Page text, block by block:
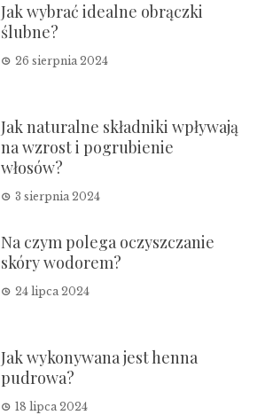
Jak wybrać idealne obrączki
ślubne?
26 sierpnia 2024
Jak naturalne składniki wpływają
na wzrost i pogrubienie
włosów?
3 sierpnia 2024
Na czym polega oczyszczanie
skóry wodorem?
24 lipca 2024
Jak wykonywana jest henna
pudrowa?
18 lipca 2024